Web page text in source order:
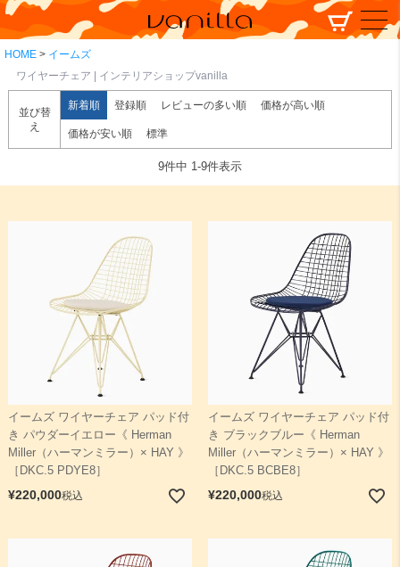
HOME
イームズ
ワイヤーチェア | インテリアショップvanilla
検索
並び替
え
新着順 登録順 レビューの多い順 価格が高い順
価格が安い順 標準
9件中 1-9件表示
イームズ ワイヤーチェア パッド付
き パウダーイエロー《 Herman
Miller（ハーマンミラー）× HAY 》
［DKC.5 PDYE8］
¥220,000税込
イームズ ワイヤーチェア パッド付
き ブラックブルー《 Herman
Miller（ハーマンミラー）× HAY 》
［DKC.5 BCBE8］
¥220,000税込